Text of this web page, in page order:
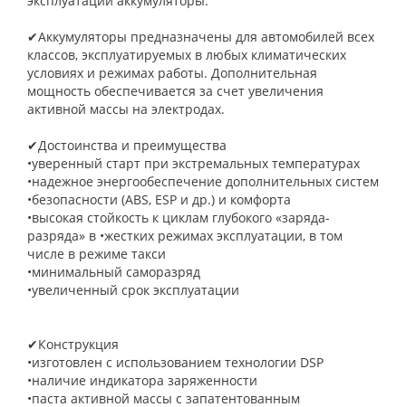
✔Аккумуляторы предназначены для автомобилей всех
классов, эксплуатируемых в любых климатических
условиях и режимах работы. Дополнительная
мощность обеспечивается за счет увеличения
активной массы на электродах.
✔Достоинства и преимущества
•уверенный старт при экстремальных температурах
•надежное энергообеспечение дополнительных систем
•безопасности (ABS, ESP и др.) и комфорта
•высокая стойкость к циклам глубокого «заряда-
разряда» в •жестких режимах эксплуатации, в том
числе в режиме такси
•минимальный саморазряд
•увеличенный срок эксплуатации
✔Конструкция
•изготовлен с использованием технологии DSP
•наличие индикатора заряженности
•паста активной массы с запатентованным